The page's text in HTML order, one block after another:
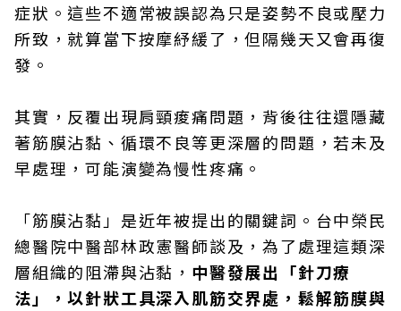
症狀。這些不適常被誤認為只是姿勢不良或壓力
所致，就算當下按摩紓緩了，但隔幾天又會再復
發。
其實，反覆出現肩頸痠痛問題，背後往往還隱藏
著筋膜沾黏、循環不良等更深層的問題，若未及
早處理，可能演變為慢性疼痛。
「筋膜沾黏」是近年被提出的關鍵詞。台中榮民
總醫院中醫部林政憲醫師談及，為了處理這類深
層組織的阻滯與沾黏， 中醫發展出「針刀療
法」，以針狀工具深入肌筋交界處，鬆解筋膜與